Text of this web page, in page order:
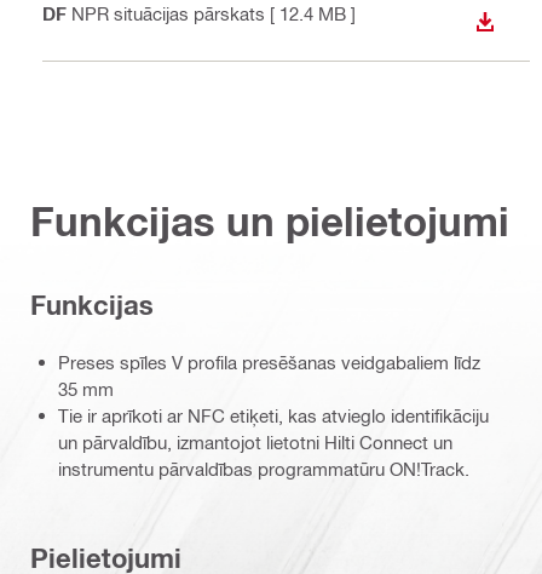
PDF NPR situācijas pārskats [ 12.4 MB ]
Funkcijas un pielietojumi
Funkcijas
Preses spīles V profila presēšanas veidgabaliem līdz
35 mm
Tie ir aprīkoti ar NFC etiķeti, kas atvieglo identifikāciju
un pārvaldību, izmantojot lietotni Hilti Connect un
instrumentu pārvaldības programmatūru ON!Track.
Pielietojumi